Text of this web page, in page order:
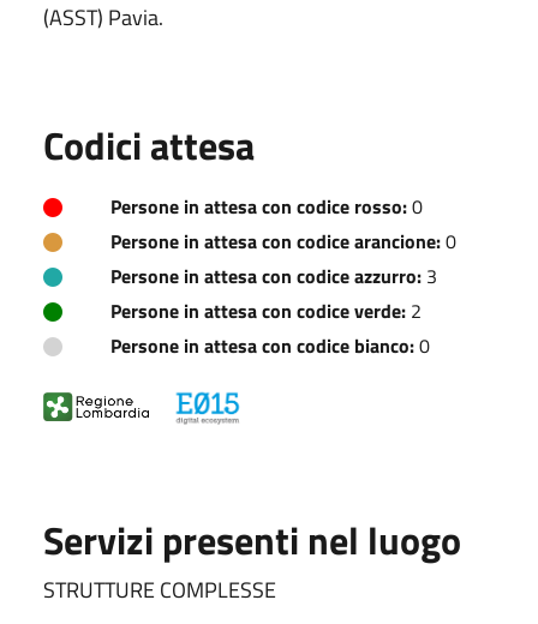
(ASST) Pavia.
Codici attesa
Persone in attesa con codice rosso:0
Persone in attesa con codice arancione:0
Persone in attesa con codice azzurro: 3
Persone in attesa con codice verde: 2
Persone in attesa con codice bianco:0
Servizi presenti nel luogo
STRUTTURE COMPLESSE